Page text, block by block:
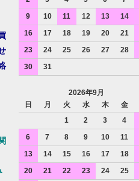
9
10 11 12 13 14
16
17 18 19 20 21
23
24 25 26 27 28
30
31
2026年9月
日
月 火 水 木 金
1
2 3 4
6
7 8 9 10 11
13
14 15 16 17 18
20
21 22 23 24 25